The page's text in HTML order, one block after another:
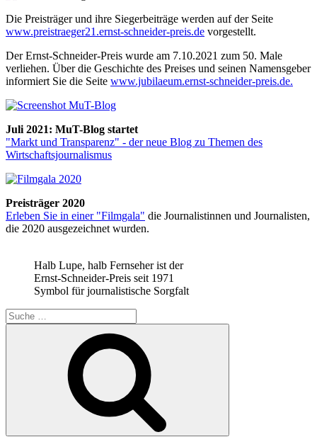
Die Preisträger und ihre Siegerbeiträge werden auf der Seite
www.preistraeger21.ernst-schneider-preis.de vorgestellt.
Der Ernst-Schneider-Preis wurde am 7.10.2021 zum 50. Male
verliehen. Über die Geschichte des Preises und seinen Namensgeber
informiert Sie die Seite www.jubilaeum.ernst-schneider-preis.de.
Juli 2021: MuT-Blog startet
"Markt und Transparenz" - der neue Blog zu Themen des
Wirtschaftsjournalismus
Preisträger 2020
Erleben Sie in einer "Filmgala" die Journalistinnen und Journalisten,
die 2020 ausgezeichnet wurden.
Halb Lupe, halb Fernseher ist der
Ernst-Schneider-Preis seit 1971
Symbol für journalistische Sorgfalt
Suche
nach: